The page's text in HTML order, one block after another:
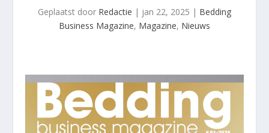
Geplaatst door Redactie | jan 22, 2025 | Bedding
Business Magazine, Magazine, Nieuws